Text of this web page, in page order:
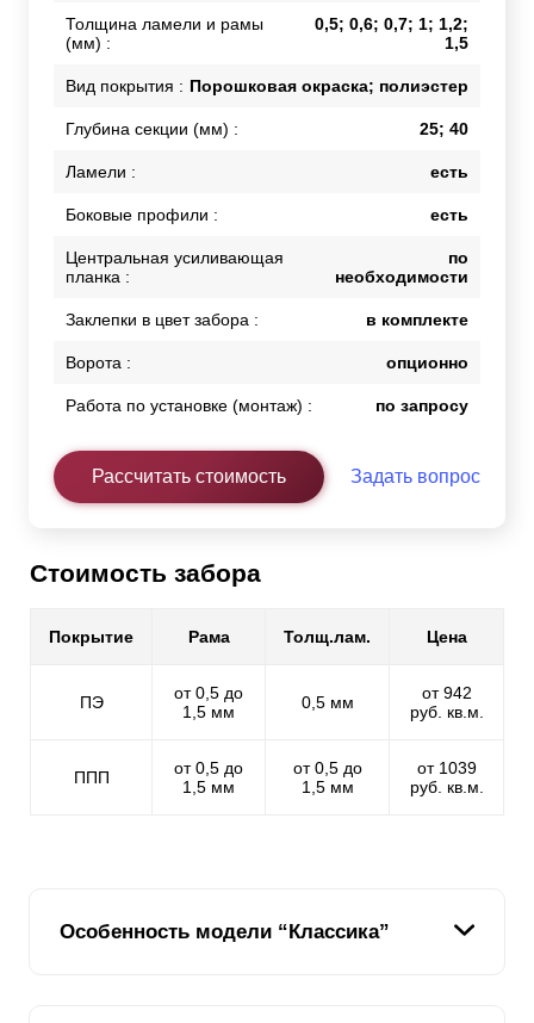
Толщина ламели и рамы
(мм) :
0,5; 0,6; 0,7; 1; 1,2;
1,5
Вид покрытия : Порошковая окраска; полиэстер
Глубина секции (мм) : 25; 40
Ламели : есть
Боковые профили : есть
Центральная усиливающая
планка :
по
необходимости
Заклепки в цвет забора : в комплекте
Ворота : опционно
Работа по установке (монтаж) : по запросу
Рассчитать стоимость Задать вопрос
Стоимость забора
Покрытие Рама Толщ.лам. Цена
ПЭ
от 0,5 до
1,5 мм
0,5 мм
от 942
руб. кв.м.
ППП
от 0,5 до
1,5 мм
от 0,5 до
1,5 мм
от 1039
руб. кв.м.
Особенность модели “Классика”